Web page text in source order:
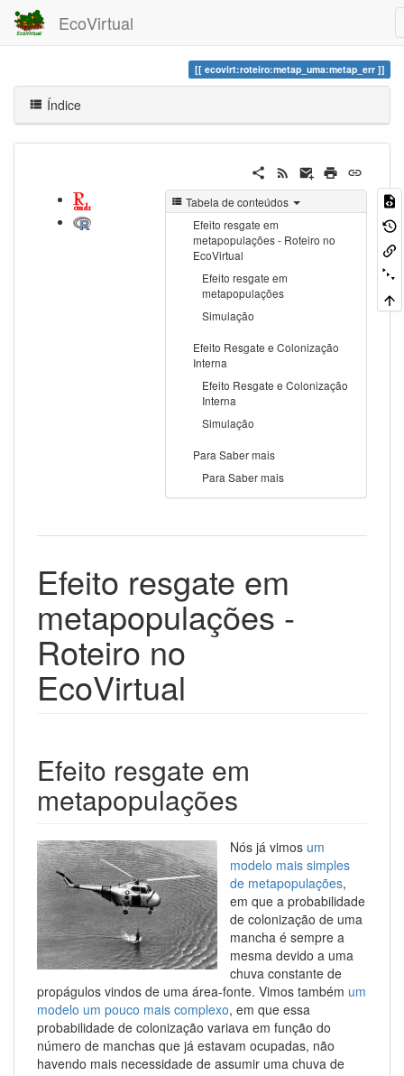
EcoVirtual
ecovirt:roteiro:metap_uma:metap_err
Índice
Tabela de conteúdos
Efeito resgate em
metapopulações - Roteiro no
EcoVirtual
Efeito resgate em
metapopulações
Simulação
Efeito Resgate e Colonização
Interna
Efeito Resgate e Colonização
Interna
Simulação
Para Saber mais
Para Saber mais
Efeito resgate em
metapopulações -
Roteiro no
EcoVirtual
Efeito resgate em
metapopulações
Nós já vimos um
modelo mais simples
de metapopulações,
em que a probabilidade
de colonização de uma
mancha é sempre a
mesma devido a uma
chuva constante de
propágulos vindos de uma área-fonte. Vimos também um
modelo um pouco mais complexo, em que essa
probabilidade de colonização variava em função do
número de manchas que já estavam ocupadas, não
havendo mais necessidade de assumir uma chuva de